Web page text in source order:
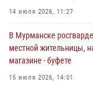
В Управлении
30 июля 2026, 14:05
В Управлении
богослужение,
14 июля 2026, 11:27
В Мурманске
местной жительницы,
магазине - буфете
15 июля 2026, 14:01